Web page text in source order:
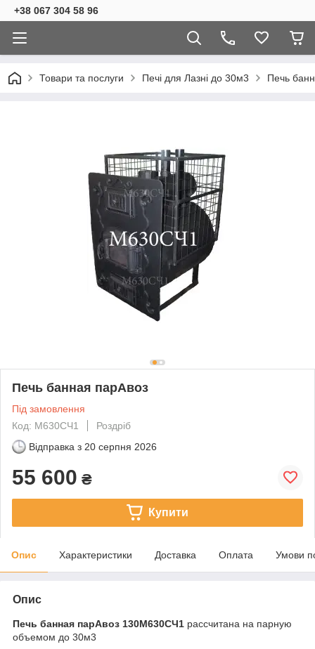
+38 067 304 58 96
Товари та послуги Печі для Лазні до 30м3 Печь
Печь банная парАвоз
Під замовлення
Код: М630СЧ1
Роздріб
Відправка з 20 серпня 2026
55 600 ₴
Купити
Опис Характеристики Доставка Оплата Умови
Опис
Печь банная парАвоз 130М630СЧ1 рассчитана на парную
объемом до 30м3